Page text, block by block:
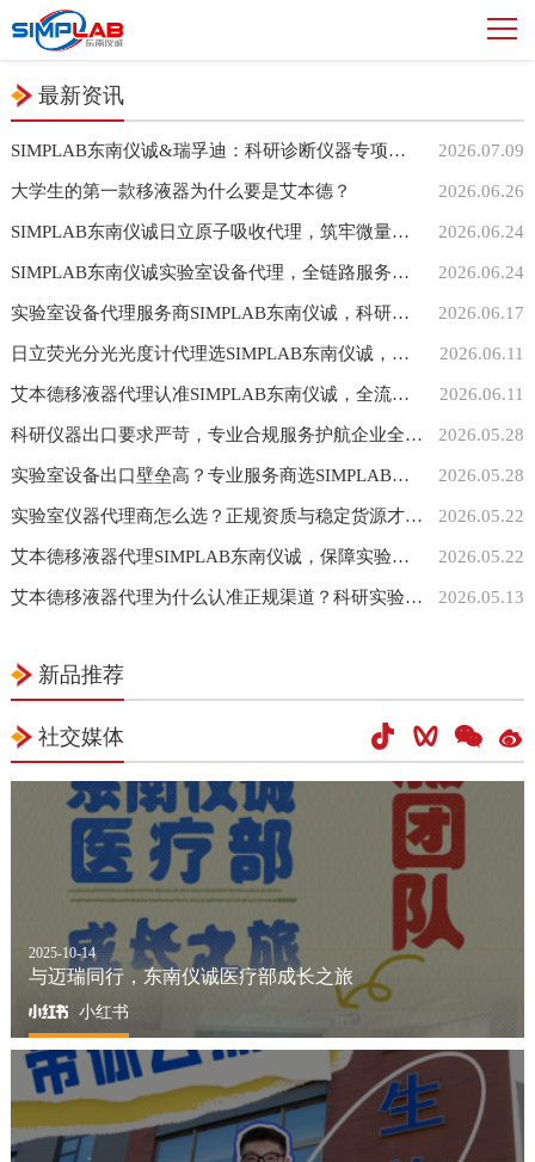
最新资讯
SIMPLAB东南仪诚&瑞孚迪：科研诊断仪器专项培训 2026.07.09
大学生的第一款移液器为什么要是艾本德？ 2026.06.26
SIMPLAB东南仪诚日立原子吸收代理，筑牢微量元素检测合规底线 2026.06.24
SIMPLAB东南仪诚实验室设备代理，全链路服务成实验室采购核心选择 2026.06.24
实验室设备代理服务商SIMPLAB东南仪诚，科研与检测行业的得力伙伴 2026.06.17
日立荧光分光光度计代理选SIMPLAB东南仪诚，正品设备配套全周期实验室服务 2026.06.11
艾本德移液器代理认准SIMPLAB东南仪诚，全流程服务适配各类实验室需求 2026.06.11
科研仪器出口要求严苛，专业合规服务护航企业全球化发展 2026.05.28
实验室设备出口壁垒高？专业服务商选SIMPLAB东南仪诚 2026.05.28
实验室仪器代理商怎么选？正规资质与稳定货源才是合作核心 2026.05.22
艾本德移液器代理SIMPLAB东南仪诚，保障实验室高品质移液设备供给 2026.05.22
艾本德移液器代理为什么认准正规渠道？科研实验室采购真实参考 2026.05.13
新品推荐
社交媒体
2025-10-14
与迈瑞同行，东南仪诚医疗部成长之旅
小红书